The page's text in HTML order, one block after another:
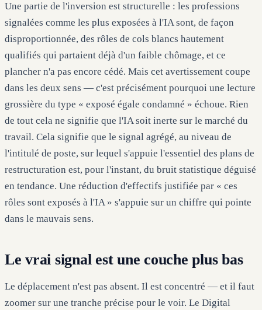
Une partie de l'inversion est structurelle : les professions
signalées comme les plus exposées à l'IA sont, de façon
disproportionnée, des rôles de cols blancs hautement
qualifiés qui partaient déjà d'un faible chômage, et ce
plancher n'a pas encore cédé. Mais cet avertissement coupe
dans les deux sens — c'est précisément pourquoi une lecture
grossière du type « exposé égale condamné » échoue. Rien
de tout cela ne signifie que l'IA soit inerte sur le marché du
travail. Cela signifie que le signal agrégé, au niveau de
l'intitulé de poste, sur lequel s'appuie l'essentiel des plans de
restructuration est, pour l'instant, du bruit statistique déguisé
en tendance. Une réduction d'effectifs justifiée par « ces
rôles sont exposés à l'IA » s'appuie sur un chiffre qui pointe
dans le mauvais sens.
Le vrai signal est une couche plus bas
Le déplacement n'est pas absent. Il est concentré — et il faut
zoomer sur une tranche précise pour le voir. Le Digital